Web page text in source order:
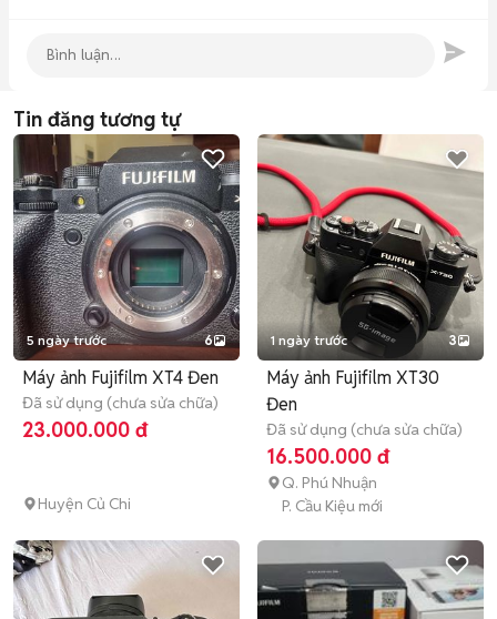
Tin đăng tương tự
5 ngày trước 6
Máy ảnh Fujifilm XT4 Đen
Đã sử dụng (chưa sửa chữa)
23.000.000 đ
Huyện Củ Chi
1 ngày trước 3
Máy ảnh Fujifilm XT30
Đen
Đã sử dụng (chưa sửa chữa)
16.500.000 đ
Q. Phú Nhuận
P. Cầu Kiệu mới